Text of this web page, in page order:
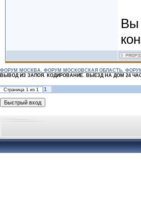
Вы
ФОРУМ МОСКВА. ФОРУМ МОСКОВСКАЯ ОБЛАСТЬ.
ВЫВОД ИЗ ЗАПОЯ. КОДИРОВАНИЕ. ВЫЕЗД НА ДОМ 24
Страница 1 из 1 1